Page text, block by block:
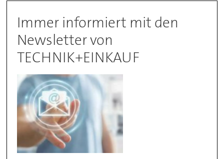
Immer informiert mit den
Newsletter von
TECHNIK+EINKAUF